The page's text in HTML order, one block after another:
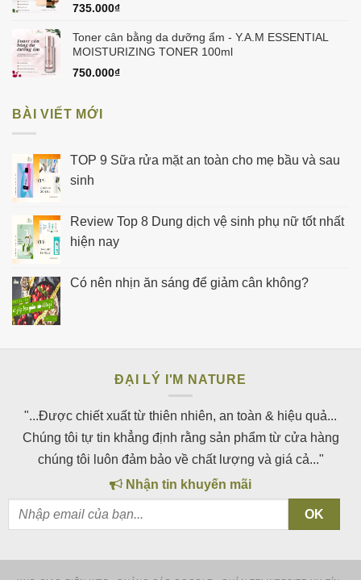
735.000₫
Toner cân bằng da dưỡng ẩm - Y.A.M ESSENTIAL
MOISTURIZING TONER 100ml
750.000₫
BÀI VIẾT MỚI
TOP 9 Sữa rửa mặt an toàn cho mẹ bầu và sau
sinh
Review Top 8 Dung dịch vệ sinh phụ nữ tốt nhất
hiện nay
Có nên nhịn ăn sáng để giảm cân không?
ĐẠI LÝ I'M NATURE
"...Được chiết xuất từ thiên nhiên, an toàn & hiệu quả...
Chúng tôi tự tin khẳng định rằng sản phẩm từ cửa hàng
chúng tôi luôn đảm bảo về chất lượng và giá cả..."
Nhận tin khuyến mãi